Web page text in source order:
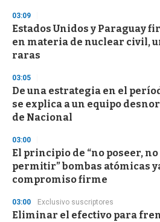
03:09
Estados Unidos y Paraguay
en materia de nuclear civil,
raras
03:05
De una estrategia en el
se explica a un equipo
de Nacional
03:00
El principio de “no poseer,
permitir” bombas atómicas
compromiso firme
03:00 Exclusivo suscriptores
Eliminar el efectivo para